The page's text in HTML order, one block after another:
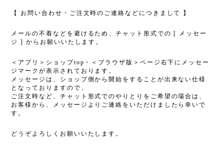
【 お問い合わせ・ご注文時のご連絡などにつきまして 】
メールの不着などを避けるため、チャット形式での [ メッセー
ジ ] からお願いいたします。
＜アプリ＞ショップtop・＜ブラウザ版＞ページ右下にメッセー
ジマークが表示されております。
メッセージは、ショップ側から開始をすることが出来ない仕様
となっておりますので、
ご注文時など、チャット形式でのやりとりをご希望の場合は、
お客様から、メッセージよりご連絡をいただけましたら幸いで
す。
どうぞよろしくお願いいたします。